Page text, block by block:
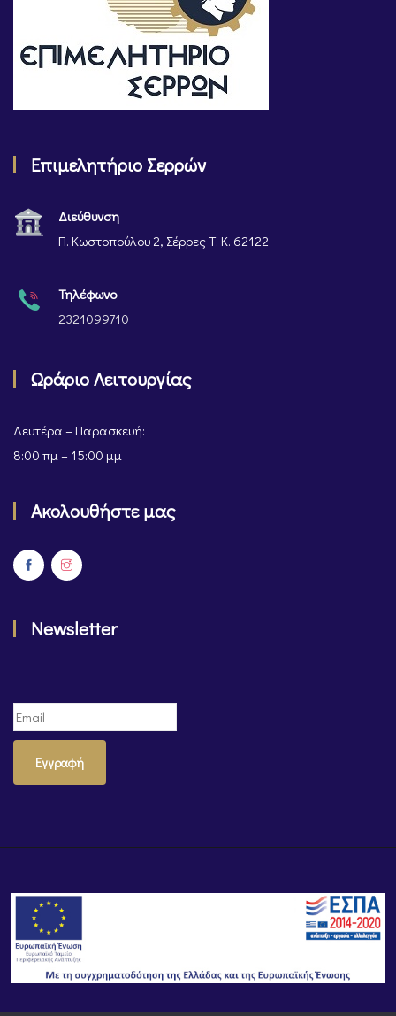
Επιμελητήριο Σερρών
Διεύθυνση
Π. Κωστοπούλου 2, Σέρρες Τ. Κ. 62122
Τηλέφωνο
2321099710
Ωράριο Λειτουργίας
Δευτέρα – Παρασκευή:
8:00 πμ – 15:00 μμ
Ακολουθήστε μας
Newsletter
Εγγραφή